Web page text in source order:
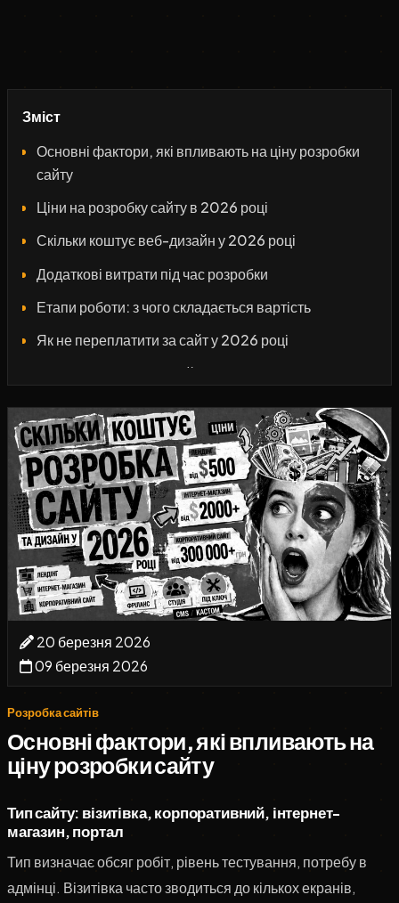
20 березня 2026
09 березня 2026
Розробка сайтів
Основні фактори, які впливають на
ціну розробки сайту
Тип сайту: візитівка, корпоративний, інтернет-
магазин, портал
Тип визначає обсяг робіт, рівень тестування, потребу в
адмінці. Візитівка часто зводиться до кількох екранів,
Зміст
Основні фактори, які впливають на ціну розробки
сайту
Ціни на розробку сайту в 2026 році
Скільки коштує веб-дизайн у 2026 році
Додаткові витрати під час розробки
Етапи роботи: з чого складається вартість
Як не переплатити за сайт у 2026 році
Висновок: оптимальний бюджет для різних задач